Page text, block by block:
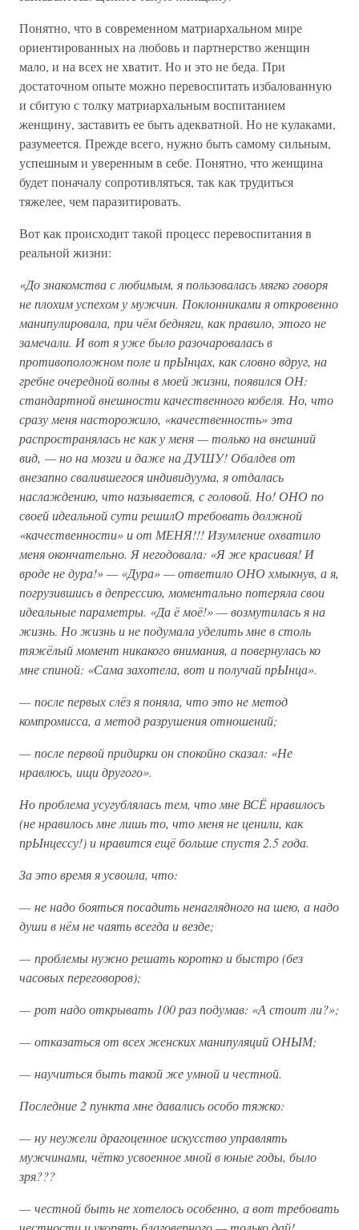
Понятно, что в современном матриархальном мире
ориентированных на любовь и партнерство женщин
мало, и на всех не хватит. Но и это не беда. При
достаточном опыте можно перевоспитать избалованную
и сбитую с толку матриархальным воспитанием
женщину, заставить ее быть адекватной. Но не кулаками,
разумеется. Прежде всего, нужно быть самому сильным,
успешным и уверенным в себе. Понятно, что женщина
будет поначалу сопротивляться, так как трудиться
тяжелее, чем паразитировать.
Вот как происходит такой процесс перевоспитания в
реальной жизни:
«До знакомства с любимым, я пользовалась мягко говоря
не плохим успехом у мужчин. Поклонниками я откровенно
манипулировала, при чём бедняги, как правило, этого не
замечали. И вот я уже было разочаровалась в
противоположном поле и прЫнцах, как словно вдруг, на
гребне очередной волны в моей жизни, появился ОН:
стандартной внешности качественного кобеля. Но, что
сразу меня насторожило, «качественность» эта
распространялась не как у меня — только на внешний
вид, — но на мозги и даже на ДУШУ! Обалдев от
внезапно свалившегося индивидуума, я отдалась
наслаждению, что называется, с головой. Но! ОНО по
своей идеальной сути решилО требовать должной
«качественности» и от МЕНЯ!!! Изумление охватило
меня окончательно. Я негодовала: «Я же красивая! И
вроде не дура!» — «Дура» — ответило ОНО хмыкнув, а я,
погрузившись в депрессию, моментально потеряла свои
идеальные параметры. «Да ё моё!» — возмутилась я на
жизнь. Но жизнь и не подумала уделить мне в столь
тяжёлый момент никакого внимания, а повернулась ко
мне спиной: «Сама захотела, вот и получай прЫнца».
— после первых слёз я поняла, что это не метод
компромисса, а метод разрушения отношений;
— после первой придирки он спокойно сказал: «Не
нравлюсь, ищи другого».
Но проблема усугублялась тем, что мне ВСЁ нравилось
(не нравилось мне лишь то, что меня не ценили, как
прЫнцессу!) и нравится ещё больше спустя 2.5 года.
За это время я усвоила, что:
— не надо бояться посадить ненаглядного на шею, а надо
души в нём не чаять всегда и везде;
— проблемы нужно решать коротко и быстро (без
часовых переговоров);
— рот надо открывать 100 раз подумав: «А стоит ли?»;
— отказаться от всех женских манипуляций ОНЫМ;
— научиться быть такой же умной и честной.
Последние 2 пункта мне давались особо тяжко:
— ну неужели драгоценное искусство управлять
мужчинами, чётко усвоенное мной в юные годы, было
зря???
— честной быть не хотелось особенно, а вот требовать